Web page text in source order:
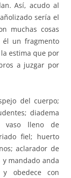
Así, acudo al
sería el
muchas cosas
él un fragmento
estima que por
a juzgar por
del cuerpo;
diadema
vaso lleno de
fiel; huerto
aclarador de
mandado anda
obedece con